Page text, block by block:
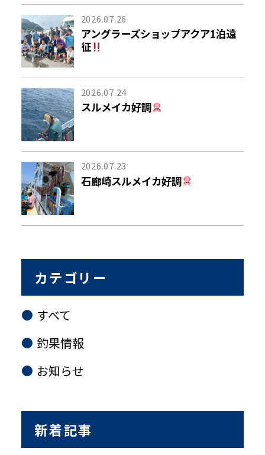
2026.07.26
アングラーズショップアクア1泊遠
征
2026.07.24
スルメイカ好調
2026.07.23
石廊崎スルメイカ好調
カテゴリー
すべて
釣果情報
お知らせ
新着記事